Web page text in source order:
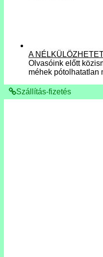
A
Olvasóink előtt
méhek
Szállítás-fizetés